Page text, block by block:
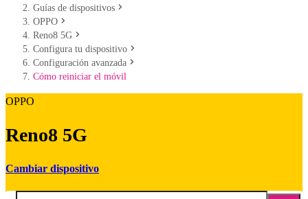
Guías de dispositivos
OPPO
Reno8 5G
Configura tu dispositivo
Configuración avanzada
Cómo reiniciar el móvil
OPPO
Reno8 5G
Cambiar dispositivo